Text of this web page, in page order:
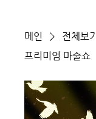
메인
전체보기
프리미엄 마술쇼